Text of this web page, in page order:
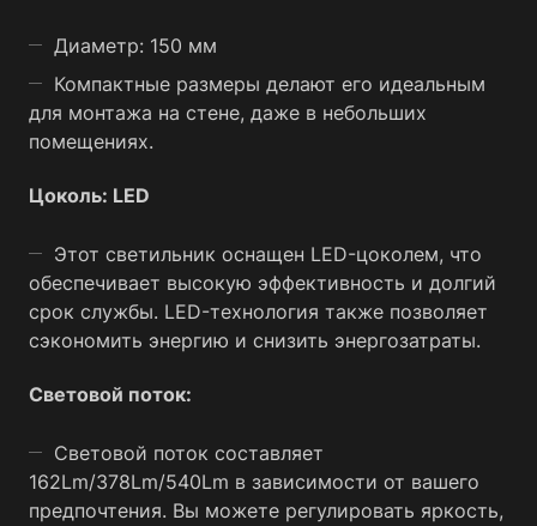
Диаметр: 150 мм
Компактные размеры делают его идеальным
для монтажа на стене, даже в небольших
помещениях.
Цоколь: LED
Этот светильник оснащен LED-цоколем, что
обеспечивает высокую эффективность и долгий
срок службы. LED-технология также позволяет
сэкономить энергию и снизить энергозатраты.
Световой поток:
Световой поток составляет
162Lm/378Lm/540Lm в зависимости от вашего
предпочтения. Вы можете регулировать яркость,